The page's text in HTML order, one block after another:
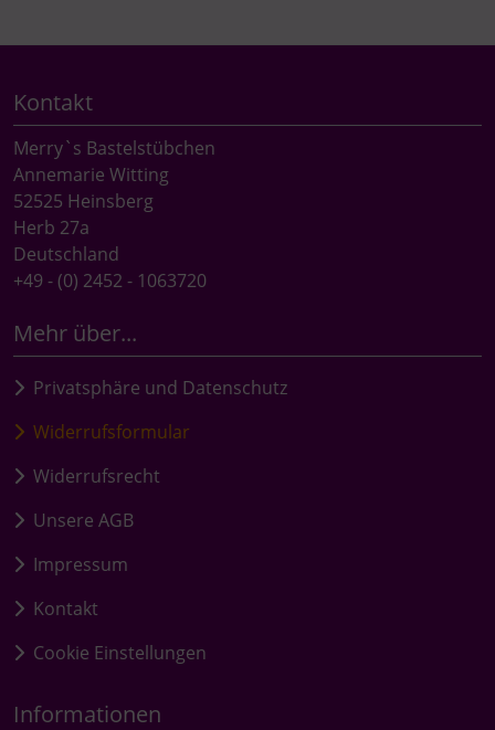
Kontakt
Merry`s Bastelstübchen
Annemarie Witting
52525 Heinsberg
Herb 27a
Deutschland
+49 - (0) 2452 - 1063720
Mehr über...
Privatsphäre und Datenschutz
Widerrufsformular
Widerrufsrecht
Unsere AGB
Impressum
Kontakt
Cookie Einstellungen
Informationen